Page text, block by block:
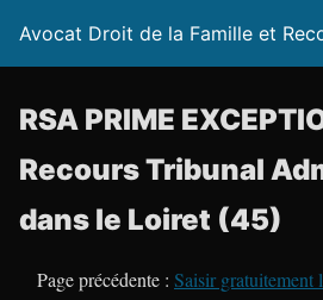
Avocat Droit de la Famille et
RSA PRIME
Recours Tribunal
dans le Loiret (45)
Page précédente : Saisir